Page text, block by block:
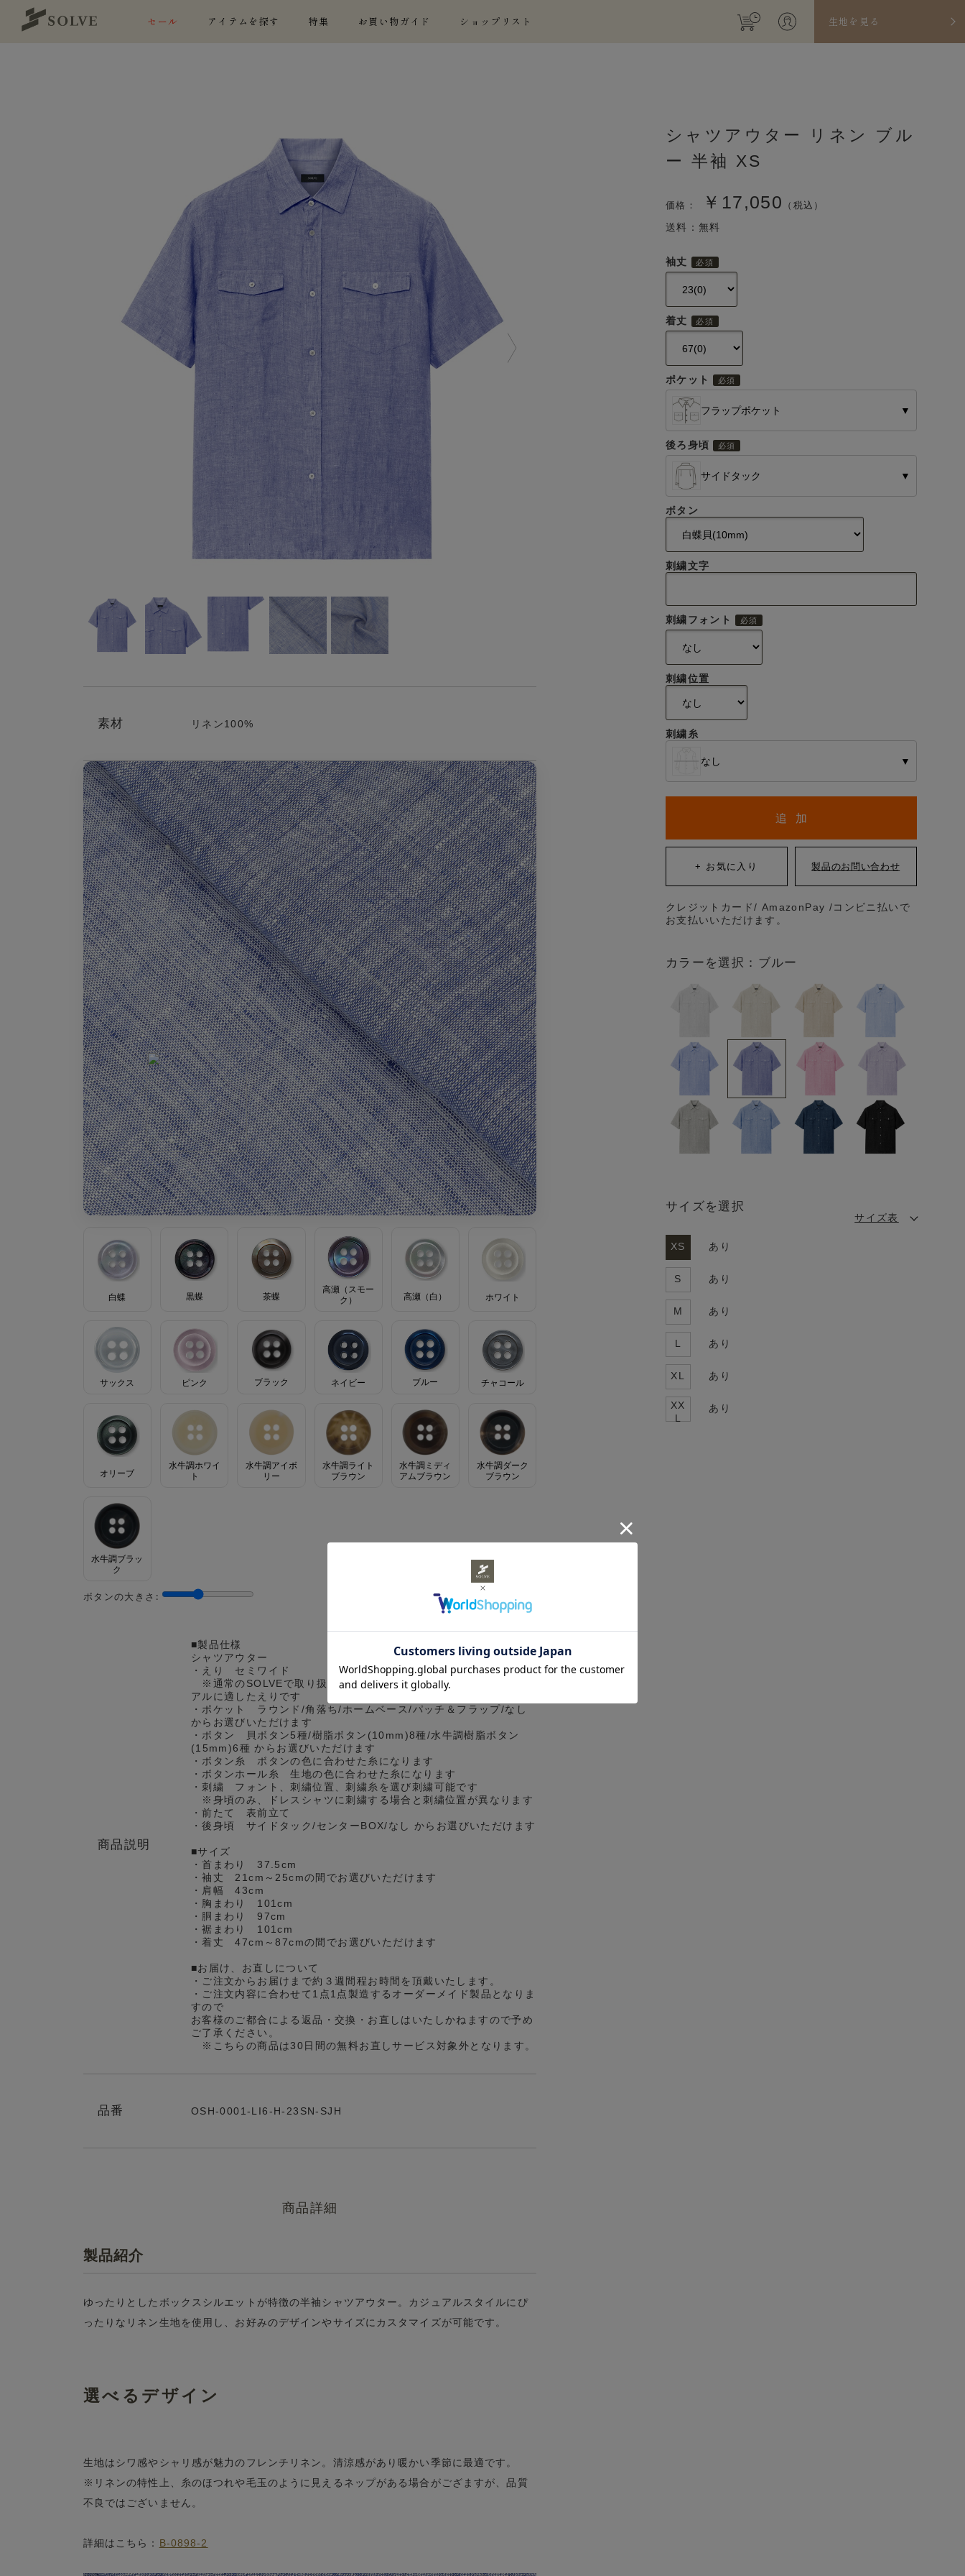
生地を見る
セール アイテムを探す 特集 お買い物ガイド ショップリスト
素材 リネン100%
白蝶 黒蝶 茶蝶
高瀬（スモー
ク）
高瀬（白） ホワイト
サックス ピンク ブラック ネイビー ブルー チャコール
オリーブ
水牛調ホワイ
ト
水牛調アイボ
リー
水牛調ライト
ブラウン
水牛調ミディ
アムブラウン
水牛調ダーク
ブラウン
水牛調ブラッ
ク
ボタンの大きさ:
商品説明
■製品仕様
シャツアウター
・えり セミワイド
※通常のSOLVEで取り扱っているセミワイドとは異なる、カジュ
アルに適したえりです
・ポケット ラウンド/角落ち/ホームベース/パッチ＆フラップ/なし
からお選びいただけます
・ボタン 貝ボタン5種/樹脂ボタン(10mm)8種/水牛調樹脂ボタン
(15mm)6種 からお選びいただけます
・ボタン糸 ボタンの色に合わせた糸になります
・ボタンホール糸 生地の色に合わせた糸になります
・刺繍 フォント、刺繍位置、刺繍糸を選び刺繍可能です
※身頃のみ、ドレスシャツに刺繍する場合と刺繍位置が異なります
・前たて 表前立て
・後身頃 サイドタック/センターBOX/なし からお選びいただけます
■サイズ
・首まわり 37.5cm
・袖丈 21cm～25cmの間でお選びいただけます
・肩幅 43cm
・胸まわり 101cm
・胴まわり 97cm
・裾まわり 101cm
・着丈 47cm～87cmの間でお選びいただけます
■お届け、お直しについて
・ご注文からお届けまで約３週間程お時間を頂戴いたします。
・ご注文内容に合わせて1点1点製造するオーダーメイド製品となりま
すので
お客様のご都合による返品・交換・お直しはいたしかねますので予め
ご了承ください。
※こちらの商品は30日間の無料お直しサービス対象外となります。
品番 OSH-0001-LI6-H-23SN-SJH
商品詳細
製品紹介
ゆったりとしたボックスシルエットが特徴の半袖シャツアウター。カジュアルスタイルにぴ
ったりなリネン生地を使用し、お好みのデザインやサイズにカスタマイズが可能です。
選べるデザイン
生地はシワ感やシャリ感が魅力のフレンチリネン。清涼感があり暖かい季節に最適です。
※リネンの特性上、糸のほつれや毛玉のように見えるネップがある場合がござますが、品質
不良ではございません。
詳細はこちら： B-0898-2
シャツアウター リネン ブル
ー 半袖 XS
価格： ￥17,050 （税込）
送料：無料
袖丈
着丈
ポケット
フラップポケット ▼
後ろ身頃
サイドタック ▼
ボタン
刺繍文字
刺繍フォント
刺繍位置
刺繍糸
なし ▼
カラーを選択：ブルー
サイズを選択
サイズ表
XS あり
S あり
M あり
L あり
XL あり
XX
L
あり
追 加
クレジットカード/ AmazonPay /コンビニ払いで
お支払いいただけます。